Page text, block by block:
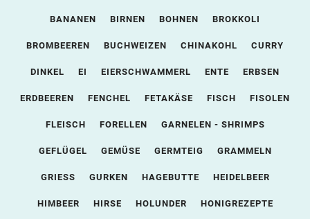
BANANEN BIRNEN BOHNEN BROKKOLI
BROMBEEREN BUCHWEIZEN CHINAKOHL CURRY
DINKEL EI EIERSCHWAMMERL ENTE ERBSEN
ERDBEEREN FENCHEL FETAKÄSE FISCH FISOLEN
FLEISCH FORELLEN GARNELEN - SHRIMPS
GEFLÜGEL GEMÜSE GERMTEIG GRAMMELN
GRIESS GURKEN HAGEBUTTE HEIDELBEER
HIMBEER HIRSE HOLUNDER HONIGREZEPTE